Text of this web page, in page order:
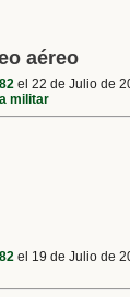
aéreo
el 22 de Julio de
militar
el 19 de Julio de